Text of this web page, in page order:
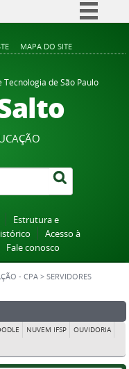
Comunica BR
Participe
à informação
Canais
MAPA DO SITE
Tecnologia de São Paulo
Estrutura e
Acesso à
Fale conosco
- CPA > SERVIDORES
NUVEM IFSP
OUVIDORIA